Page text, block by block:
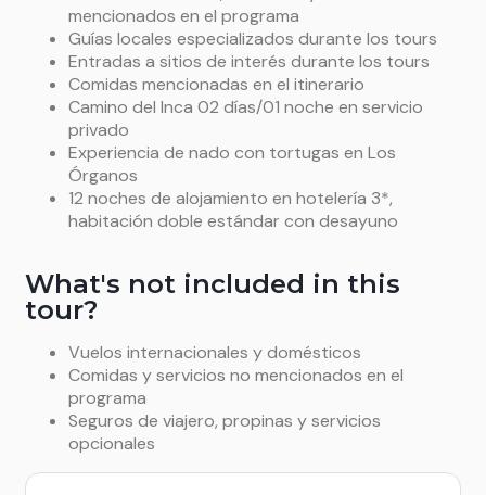
mencionados en el programa
Guías locales especializados durante los tours
Entradas a sitios de interés durante los tours
Comidas mencionadas en el itinerario
Camino del Inca 02 días/01 noche en servicio
privado
Experiencia de nado con tortugas en Los
Órganos
12 noches de alojamiento en hotelería 3*,
habitación doble estándar con desayuno
What's not included in this
tour?
Vuelos internacionales y domésticos
Comidas y servicios no mencionados en el
programa
Seguros de viajero, propinas y servicios
opcionales